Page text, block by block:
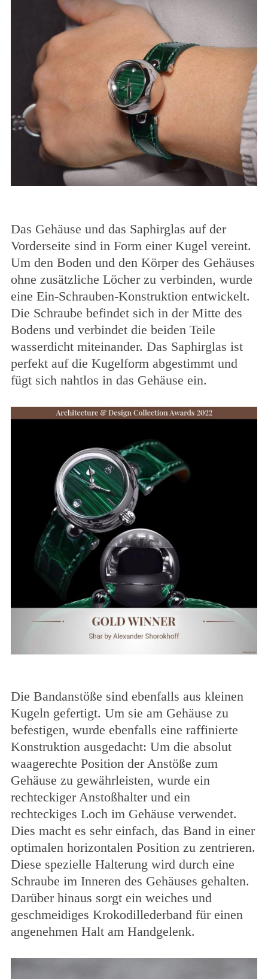
Das Gehäuse und das Saphirglas auf der
Vorderseite sind in Form einer Kugel vereint.
Um den Boden und den Körper des Gehäuses
ohne zusätzliche Löcher zu verbinden, wurde
eine Ein-Schrauben-Konstruktion entwickelt.
Die Schraube befindet sich in der Mitte des
Bodens und verbindet die beiden Teile
wasserdicht miteinander. Das Saphirglas ist
perfekt auf die Kugelform abgestimmt und
fügt sich nahtlos in das Gehäuse ein.
Die Bandanstöße sind ebenfalls aus kleinen
Kugeln gefertigt. Um sie am Gehäuse zu
befestigen, wurde ebenfalls eine raffinierte
Konstruktion ausgedacht: Um die absolut
waagerechte Position der Anstöße zum
Gehäuse zu gewährleisten, wurde ein
rechteckiger Anstoßhalter und ein
rechteckiges Loch im Gehäuse verwendet.
Dies macht es sehr einfach, das Band in einer
optimalen horizontalen Position zu zentrieren.
Diese spezielle Halterung wird durch eine
Schraube im Inneren des Gehäuses gehalten.
Darüber hinaus sorgt ein weiches und
geschmeidiges Krokodillederband für einen
angenehmen Halt am Handgelenk.